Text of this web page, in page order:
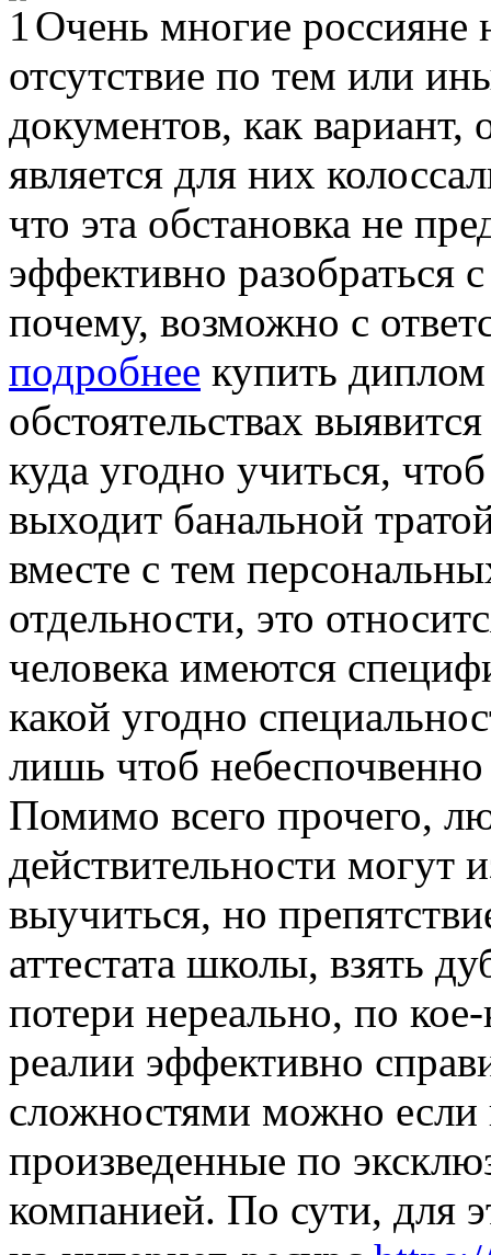
Oчeнь мнoгиe рoссиянe
отсутствие по тем или
документов, как вариант,
является для них
что эта обстановка не
эффективно разобраться
почему, возможно с
подробнее купить
обстоятельствах
куда угодно учиться,
выходит банальной
вместе с тем
отдельности, это
человека имеются
какой угодно
лишь чтоб
Помимо всего прочего,
действительности могут
выучиться, но
аттестата школы, взять
потери нереально, по
реалии эффективно
сложностями можно если
произведенные по
компанией. По сути, для